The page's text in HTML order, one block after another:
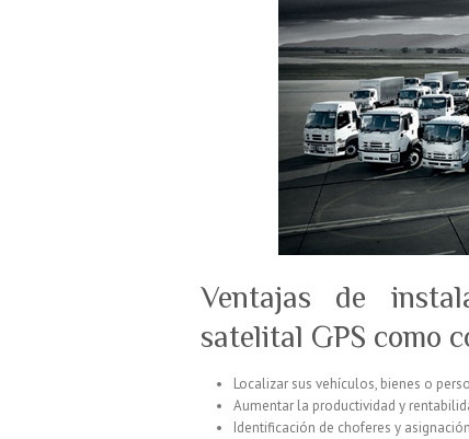
Ventajas de
satelital GPS como
Localizar sus vehículos, bienes o
Aumentar la productividad y
Identificación de choferes y asignación